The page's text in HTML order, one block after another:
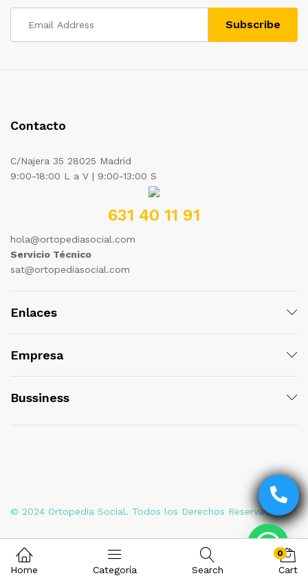
Contacto
C/Najera 35 28025 Madrid
9:00-18:00 L a V | 9:00-13:00 S
631 40 11 91
hola@ortopediasocial.com
Servicio Técnico
sat@ortopediasocial.com
Enlaces
Empresa
Bussiness
© 2024 Ortopedia Social. Todos los Derechos Reservados
Home Categoría Search
0
Cart